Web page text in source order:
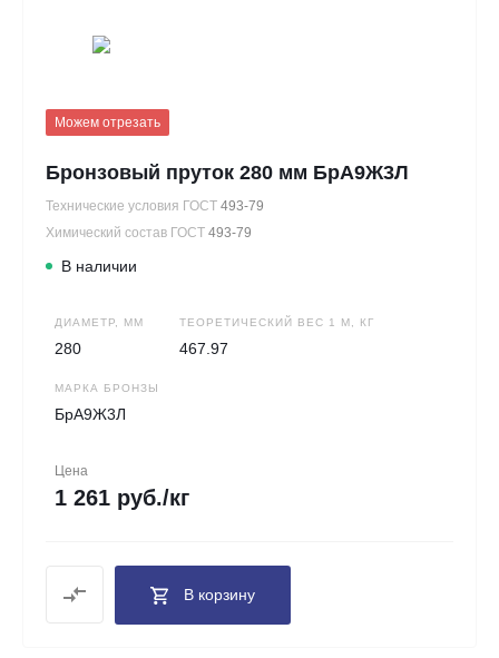
Можем отрезать
Бронзовый пруток 280 мм БрА9Ж3Л
Технические условия ГОСТ 493-79
Химический состав ГОСТ 493-79
В наличии
ДИАМЕТР, ММ
280
ТЕОРЕТИЧЕСКИЙ ВЕС 1 М, КГ
467.97
МАРКА БРОНЗЫ
БрА9Ж3Л
Цена
1 261 руб./кг
В корзину